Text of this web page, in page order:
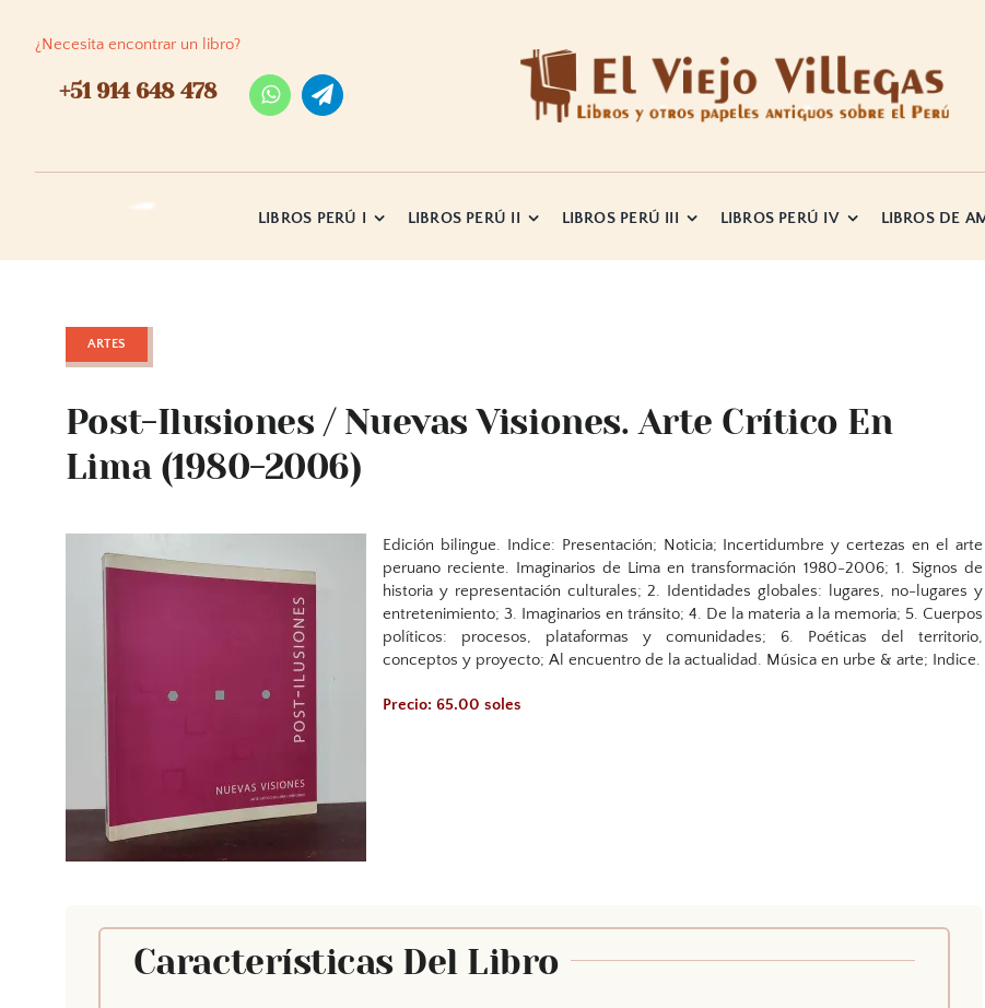
content
¿Necesita encontrar un libro?
+51 914 648 478
LIBROS PERÚ I LIBROS PERÚ II LIBROS PERÚ III LIBROS PERÚ IV LIBROS DE
ARTES
Post-Ilusiones / Nuevas Visiones. Arte Crítico En
Lima (1980-2006)
Edición bilingue. Indice: Presentación; Noticia; Incertidumbre y certezas en el arte
peruano reciente. Imaginarios de Lima en transformación 1980-2006; 1. Signos de
historia y representación culturales; 2. Identidades globales: lugares, no-lugares y
entretenimiento; 3. Imaginarios en tránsito; 4. De la materia a la memoria; 5. Cuerpos
políticos: procesos, plataformas y comunidades; 6. Poéticas del territorio,
conceptos y proyecto; Al encuentro de la actualidad. Música en urbe & arte; Indice.
Precio: 65.00 soles
Características Del Libro